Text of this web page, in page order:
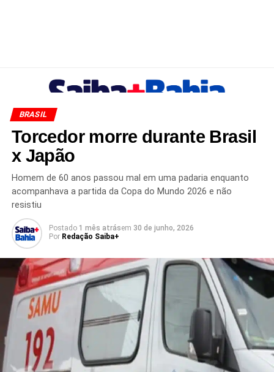
BRASIL
Torcedor morre durante Brasil
x Japão
Homem de 60 anos passou mal em uma padaria enquanto
acompanhava a partida da Copa do Mundo 2026 e não
resistiu
Postado 1 mês atrásem 30 de junho, 2026
Por Redação Saiba+